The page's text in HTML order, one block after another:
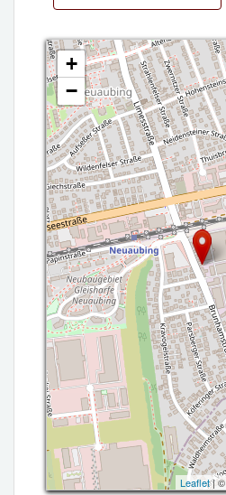
+
−
Leaflet| ©